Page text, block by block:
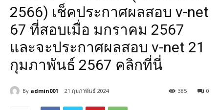
2566) เช็คประกาศผลสอบ v-net
67 ที่สอบเมื่อ มกราคม 2567
และจะประกาศผลสอบ v-net 21
กุมภาพันธ์ 2567 คลิกที่นี่
By admin001 21 กุมภาพันธ์ 2024 0
385